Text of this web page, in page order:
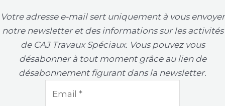
Votre adresse e-mail sert uniquement à vous envoyer
notre newsletter et des informations sur les activités
de CAJ Travaux Spéciaux. Vous pouvez vous
désabonner à tout moment grâce au lien de
désabonnement figurant dans la newsletter.